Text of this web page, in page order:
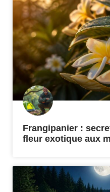
Frangipanier :
fleur exotique aux